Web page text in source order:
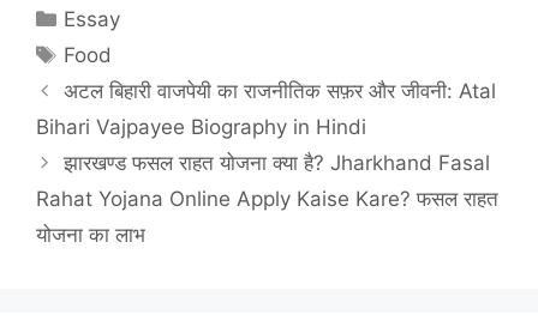
Categories
Essay
Tags
Food
अटल बिहारी वाजपेयी का राजनीतिक सफ़र और जीवनी: Atal
Bihari Vajpayee Biography in Hindi
झारखण्ड फसल राहत योजना क्या है? Jharkhand Fasal
Rahat Yojana Online Apply Kaise Kare? फसल राहत
योजना का लाभ